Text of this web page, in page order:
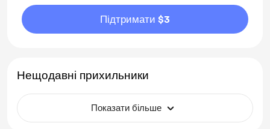
Підтримати $3
Нещодавні прихильники
Показати більше